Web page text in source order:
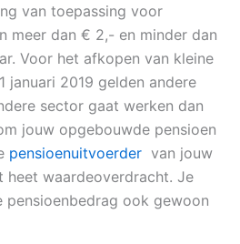
van toepassing voor
meer dan € 2,- en minder dan
Voor het afkopen van kleine
januari 2019 gelden andere
sector gaat werken dan
jouw opgebouwde pensioen
pensioenuitvoerder van jouw
heet waardeoverdracht. Je
ook gewoon